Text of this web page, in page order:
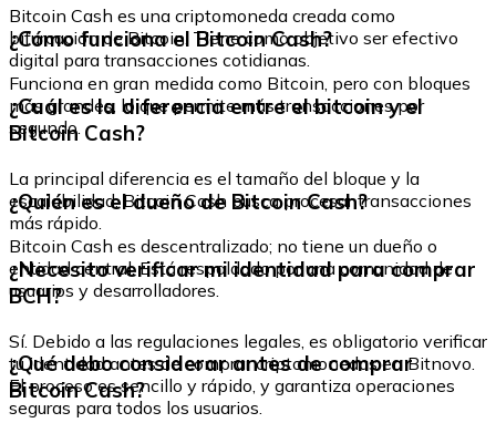
Bitcoin Cash es una criptomoneda creada como
bifurcación de Bitcoin. Tiene como objetivo ser efectivo
digital para transacciones cotidianas.
¿Cómo funciona el Bitcoin Cash?
Funciona en gran medida como Bitcoin, pero con bloques
más grandes, lo que permite más transacciones por
segundo.
¿Cuál es la diferencia entre el bitcoin y el
Bitcoin Cash?
La principal diferencia es el tamaño del bloque y la
escalabilidad. Bitcoin Cash busca procesar transacciones
más rápido.
¿Quién es el dueño de Bitcoin Cash?
Bitcoin Cash es descentralizado; no tiene un dueño o
entidad central. Está respaldado por una comunidad de
usuarios y desarrolladores.
¿Necesito verificar mi identidad para comprar
BCH?
Sí. Debido a las regulaciones legales, es obligatorio verificar
tu identidad antes de comprar criptomonedas en Bitnovo.
El proceso es sencillo y rápido, y garantiza operaciones
seguras para todos los usuarios.
¿Qué debo considerar antes de comprar
Bitcoin Cash?